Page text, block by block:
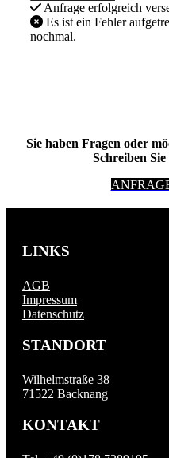
Anfrage erfolgreich
Es ist ein Fehler
nochmal.
Sie haben Fragen oder
Schreiben
LINKS
AGB
Impressum
Datenschutz
STANDORT
Wilhelmstraße 38
71522 Backnang
KONTAKT